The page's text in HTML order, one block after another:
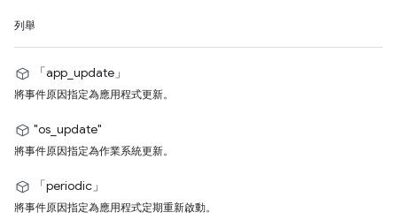
列舉
「app_update」
將事件原因指定為應用程式更新。
"os_update"
將事件原因指定為作業系統更新。
「periodic」
將事件原因指定為應用程式定期重新啟動。